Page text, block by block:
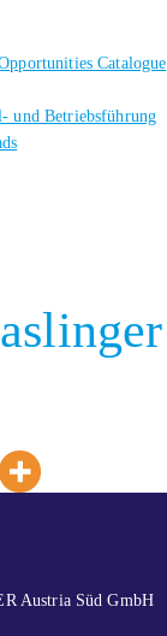
Catalogue
und Betriebsführung
Austria Süd GmbH